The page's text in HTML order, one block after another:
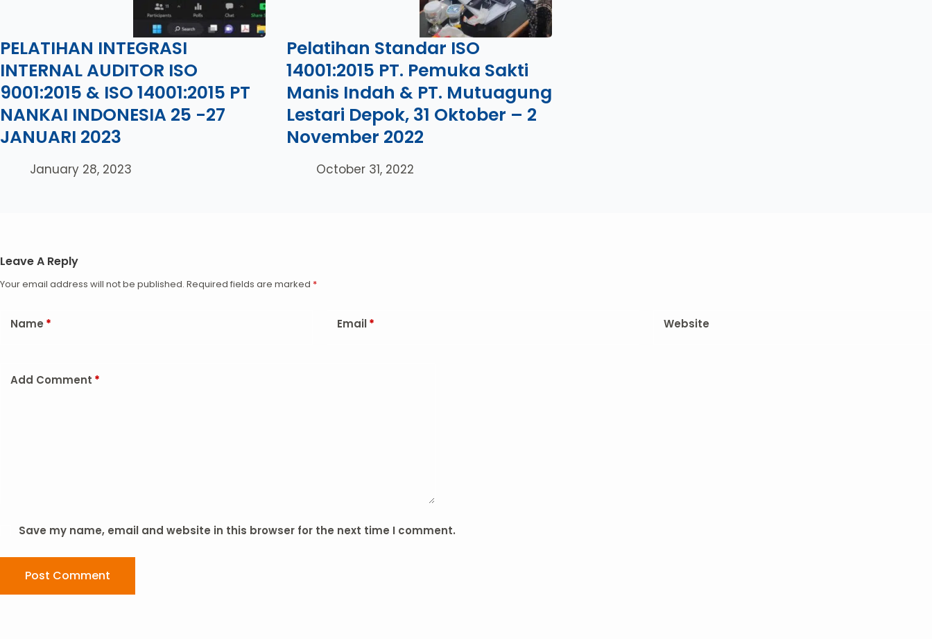
PELATIHAN INTEGRASI
INTERNAL AUDITOR ISO
9001:2015 & ISO 14001:2015 PT
NANKAI INDONESIA 25 -27
JANUARI 2023
January 28, 2023
Pelatihan Standar ISO
14001:2015 PT. Pemuka Sakti
Manis Indah & PT. Mutuagung
Lestari Depok, 31 Oktober – 2
November 2022
October 31, 2022
Leave A Reply
Your email address will not be published. Required fields are marked *
Name * Email* Website
Add Comment *
Save my name, email and website in this browser for the next time I comment.
Post Comment